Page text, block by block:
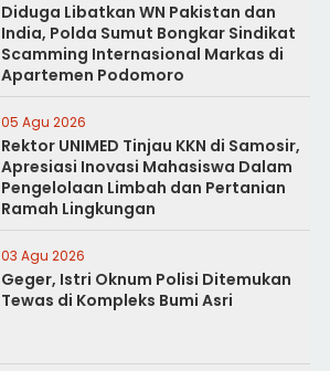
Diduga Libatkan WN Pakistan dan
India, Polda Sumut Bongkar Sindikat
Scamming Internasional Markas di
Apartemen Podomoro
05 Agu 2026
Rektor UNIMED Tinjau KKN di Samosir,
Apresiasi Inovasi Mahasiswa Dalam
Pengelolaan Limbah dan Pertanian
Ramah Lingkungan
03 Agu 2026
Geger, Istri Oknum Polisi Ditemukan
Tewas di Kompleks Bumi Asri